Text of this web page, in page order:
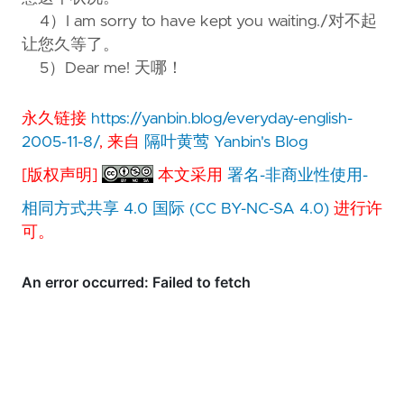
4）I am sorry to have kept you waiting./对不起
让您久等了。
5）Dear me! 天哪！
永久链接 https://yanbin.blog/everyday-english-
2005-11-8/, 来自 隔叶黄莺 Yanbin's Blog
[版权声明] 本文采用署名-非商业性使用-
相同方式共享 4.0 国际 (CC BY-NC-SA 4.0) 进行许
可。